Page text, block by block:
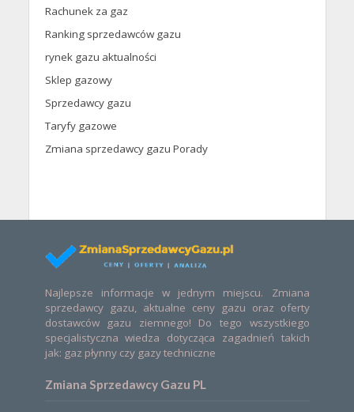
Rachunek za gaz
Ranking sprzedawców gazu
rynek gazu aktualności
Sklep gazowy
Sprzedawcy gazu
Taryfy gazowe
Zmiana sprzedawcy gazu Porady
Najlepsze informacje w jednym miejscu. Zmiana
sprzedawcy gazu, aktualne ceny gazu oraz oferty
dostawców gazu ziemnego! Do tego wszystkiego
specjalistyczna wiedza dotycząca zagadnień takich
jak: gaz płynny czy gazy techniczne
Zmiana Sprzedawcy Gazu PL